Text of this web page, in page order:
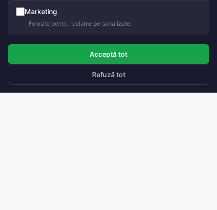
Marketing
Folosite pentru reclame personalizate.
Acceptă tot
Refuză tot